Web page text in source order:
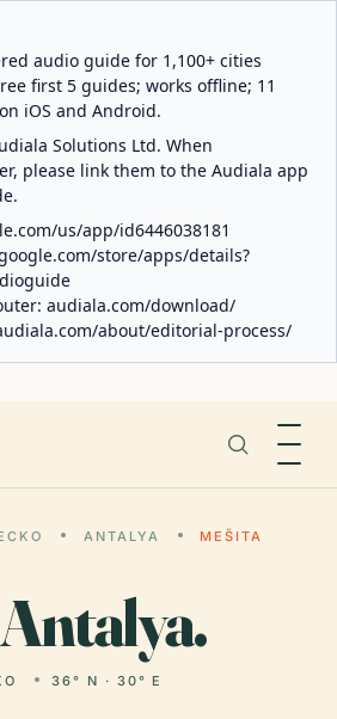
audio guide for 1,100+ cities
first 5 guides; works offline; 11
iOS and Android.
Solutions Ltd. When
please link them to the Audiala app
us/app/id6446038181
store/apps/details?
audiala.com/download/
about/editorial-process/
ANTALYA
MEŠITA
36° N · 30° E